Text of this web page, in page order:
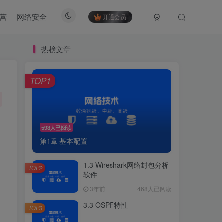
开通会员
网络安全
热榜文章
593人已阅读
第1章 基本配置
TOP1
1.3 Wireshark网络封包分析
软件
3年前 468人已阅读
TOP2
3.3 OSPF特性
TOP3